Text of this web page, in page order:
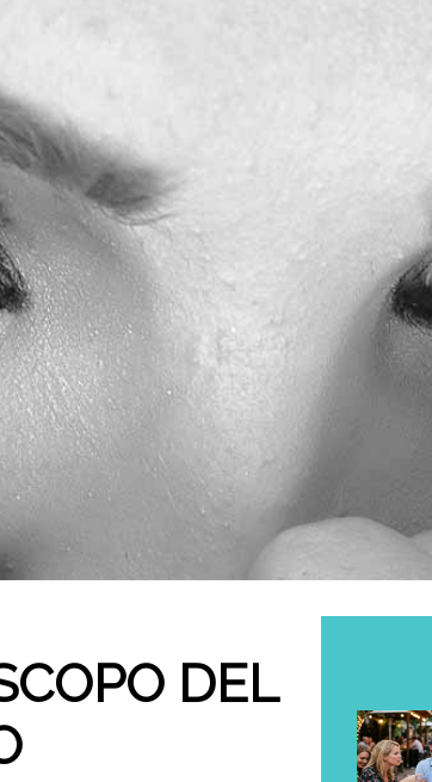
DEL